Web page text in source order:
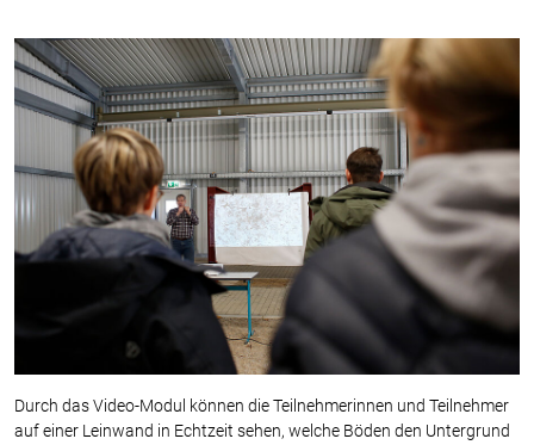
Durch das Video-Modul können die Teilnehmerinnen und Teilnehmer
auf einer Leinwand in Echtzeit sehen, welche Böden den Untergrund